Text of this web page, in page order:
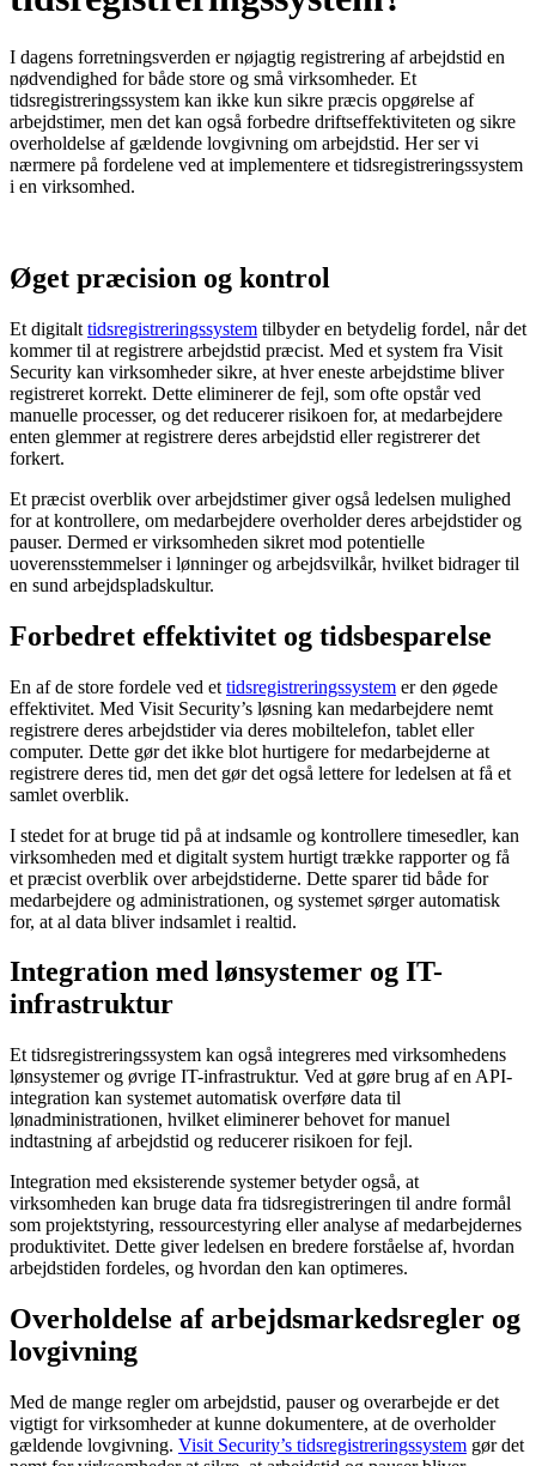
I dagens forretningsverden er nøjagtig registrering af arbejdstid en
nødvendighed for både store og små virksomheder. Et
tidsregistreringssystem kan ikke kun sikre præcis opgørelse af
arbejdstimer, men det kan også forbedre driftseffektiviteten og sikre
overholdelse af gældende lovgivning om arbejdstid. Her ser vi
nærmere på fordelene ved at implementere et tidsregistreringssystem
i en virksomhed.
Øget præcision og kontrol
Et digitalt tidsregistreringssystem tilbyder en betydelig fordel, når det
kommer til at registrere arbejdstid præcist. Med et system fra Visit
Security kan virksomheder sikre, at hver eneste arbejdstime bliver
registreret korrekt. Dette eliminerer de fejl, som ofte opstår ved
manuelle processer, og det reducerer risikoen for, at medarbejdere
enten glemmer at registrere deres arbejdstid eller registrerer det
forkert.
Et præcist overblik over arbejdstimer giver også ledelsen mulighed
for at kontrollere, om medarbejdere overholder deres arbejdstider og
pauser. Dermed er virksomheden sikret mod potentielle
uoverensstemmelser i lønninger og arbejdsvilkår, hvilket bidrager til
en sund arbejdspladskultur.
Forbedret effektivitet og tidsbesparelse
En af de store fordele ved et tidsregistreringssystem er den øgede
effektivitet. Med Visit Security’s løsning kan medarbejdere nemt
registrere deres arbejdstider via deres mobiltelefon, tablet eller
computer. Dette gør det ikke blot hurtigere for medarbejderne at
registrere deres tid, men det gør det også lettere for ledelsen at få et
samlet overblik.
I stedet for at bruge tid på at indsamle og kontrollere timesedler, kan
virksomheden med et digitalt system hurtigt trække rapporter og få
et præcist overblik over arbejdstiderne. Dette sparer tid både for
medarbejdere og administrationen, og systemet sørger automatisk
for, at al data bliver indsamlet i realtid.
Integration med lønsystemer og IT-
infrastruktur
Et tidsregistreringssystem kan også integreres med virksomhedens
lønsystemer og øvrige IT-infrastruktur. Ved at gøre brug af en API-
integration kan systemet automatisk overføre data til
lønadministrationen, hvilket eliminerer behovet for manuel
indtastning af arbejdstid og reducerer risikoen for fejl.
Integration med eksisterende systemer betyder også, at
virksomheden kan bruge data fra tidsregistreringen til andre formål
som projektstyring, ressourcestyring eller analyse af medarbejdernes
produktivitet. Dette giver ledelsen en bredere forståelse af, hvordan
arbejdstiden fordeles, og hvordan den kan optimeres.
Overholdelse af arbejdsmarkedsregler og
lovgivning
Med de mange regler om arbejdstid, pauser og overarbejde er det
vigtigt for virksomheder at kunne dokumentere, at de overholder
gældende lovgivning. Visit Security’s tidsregistreringssystem gør det